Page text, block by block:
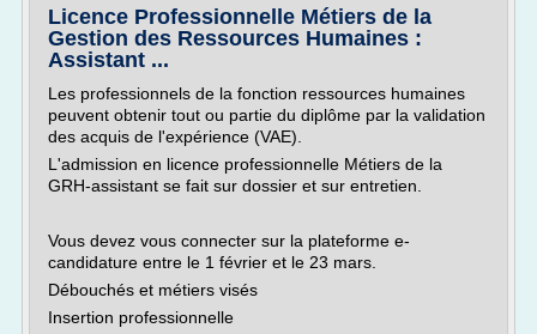
Licence Professionnelle Métiers de la
Gestion des Ressources Humaines :
Assistant ...
Les professionnels de la fonction ressources humaines
peuvent obtenir tout ou partie du diplôme par la validation
des acquis de l'expérience (VAE).
L'admission en licence professionnelle Métiers de la
GRH-assistant se fait sur dossier et sur entretien.
Vous devez vous connecter sur la plateforme e-
candidature entre le 1 février et le 23 mars.
Débouchés et métiers visés
Insertion professionnelle